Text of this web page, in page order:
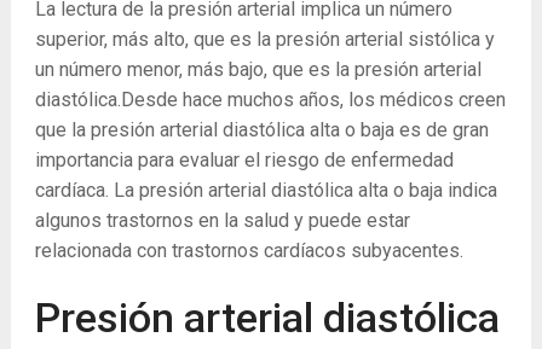
La lectura de la presión arterial implica un número
superior, más alto, que es la presión arterial sistólica y
un número menor, más bajo, que es la presión arterial
diastólica.Desde hace muchos años, los médicos creen
que la presión arterial diastólica alta o baja es de gran
importancia para evaluar el riesgo de enfermedad
cardíaca. La presión arterial diastólica alta o baja indica
algunos trastornos en la salud y puede estar
relacionada con trastornos cardíacos subyacentes.
Presión arterial diastólica